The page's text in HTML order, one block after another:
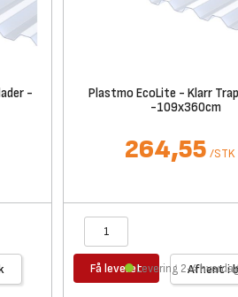
-
Plastmo EcoLite - Klarr
-109x360cm
264,55 /STK
Få leveret Afhent i
Levering 2-4